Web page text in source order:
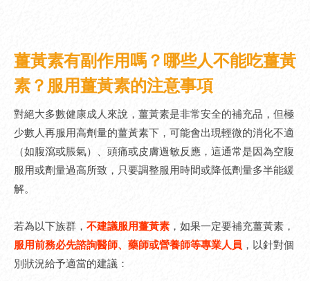
薑黃素有副作用嗎？哪些人不能吃薑黃
素？服用薑黃素的注意事項
對絕大多數健康成人來說，薑黃素是非常安全的補充品，但極
少數人再服用高劑量的薑黃素下，可能會出現輕微的消化不適
（如腹瀉或脹氣）、頭痛或皮膚過敏反應，這通常是因為空腹
服用或劑量過高所致，只要調整服用時間或降低劑量多半能緩
解。
若為以下族群， 不建議服用薑黃素 ，如果一定要補充薑黃素，
服用前務必先諮詢醫師、藥師或營養師等專業人員 ，以針對個
別狀況給予適當的建議：